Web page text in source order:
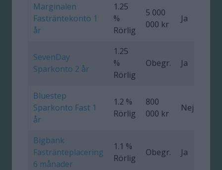
Marginalen
Fasträntekonto 1
år
1.25
%
Rörlig
5 000
000 kr
Ja
SevenDay
Sparkonto 2 år
1.25
%
Rörlig
Obegr. Ja
Bluestep
Sparkonto Fast 1
år
1.2 %
Rörlig
800
000 kr
Nej
Bigbank
Fastränteplacering
6 månader
1.1 %
Rörlig
Obegr. Ja